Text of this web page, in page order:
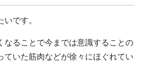
です。
なることで今までは意識することの
ていた筋肉などが徐々にほぐれてい